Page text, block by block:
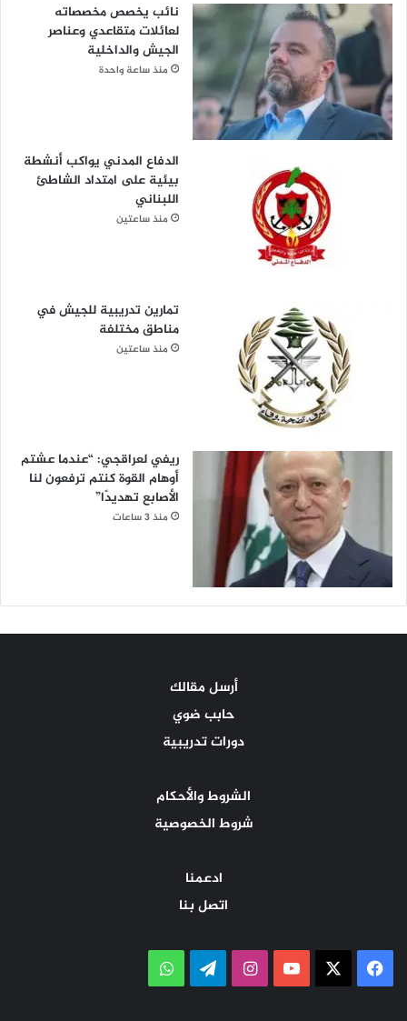
نائب يخصص مخصصاته
لعائلات متقاعدي وعناصر
الجيش والداخلية
منذ ساعة واحدة
الدفاع المدني يواكب أنشطة
بيئية على امتداد الشاطئ
اللبناني
منذ ساعتين
تمارين تدريبية للجيش في
مناطق مختلفة
منذ ساعتين
ريفي لعراقجي: “عندما عشتم
أوهام القوة كنتم ترفعون لنا
الأصابع تهديدًا”
منذ 3 ساعات
أرسل مقالك
حابب ضوي
دورات تدريبية
الشروط والأحكام
شروط الخصوصية
ادعمنا
اتصل بنا
فيسبوك ‫YouTubeانستقرامتيلقرامواتساب